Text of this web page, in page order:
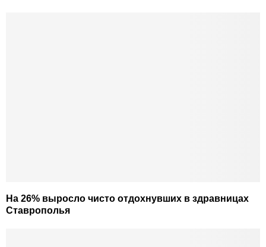
На 26% выросло чисто отдохнувших в здравницах
Ставрополья